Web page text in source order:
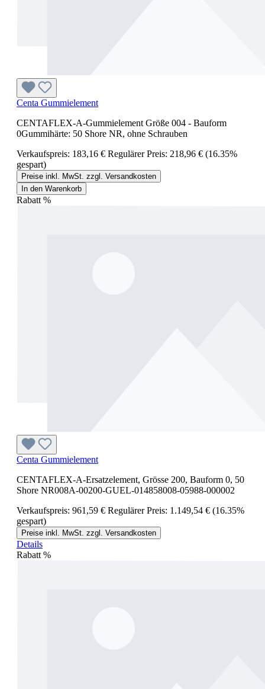
Centa Gummielement
CENTAFLEX-A-Gummielement Größe 004 - Bauform
0Gummihärte: 50 Shore NR, ohne Schrauben
Verkaufspreis: 183,16 € Regulärer Preis: 218,96 € (16.35%
gespart)
Preise inkl. MwSt. zzgl. Versandkosten
In den Warenkorb
Rabatt %
Centa Gummielement
CENTAFLEX-A-Ersatzelement, Grösse 200, Bauform 0, 50
Shore NR008A-00200-GUEL-014858008-05988-000002
Verkaufspreis: 961,59 € Regulärer Preis: 1.149,54 € (16.35%
gespart)
Preise inkl. MwSt. zzgl. Versandkosten
Details
Rabatt %